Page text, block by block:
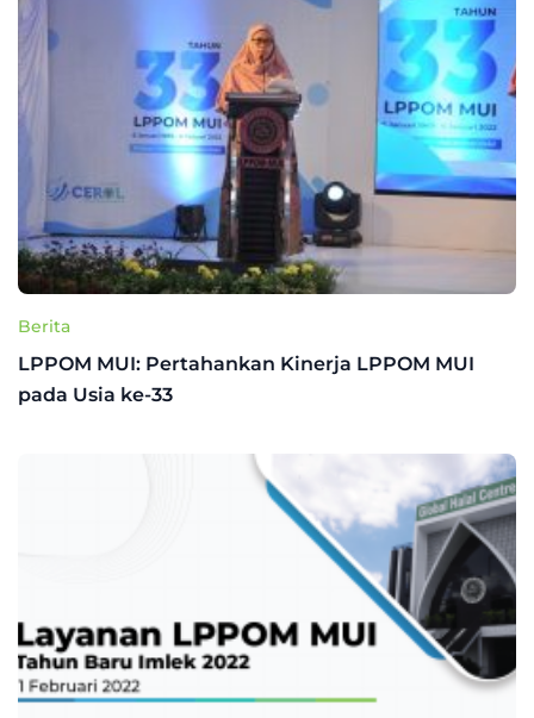
Berita
LPPOM MUI: Pertahankan Kinerja LPPOM MUI
pada Usia ke-33